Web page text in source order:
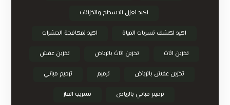
اكيد لعزل الاسطح والخزانات
اكيد لكشف تسربات المياة اكيد لمكافحة الحشرات
تخزين اثاث تخزين اثاث بالرياض تخزين عفش
تخزين عفش بالرياض ترميم ترميم مباني
ترميم مباني بالرياض تسريب الغاز